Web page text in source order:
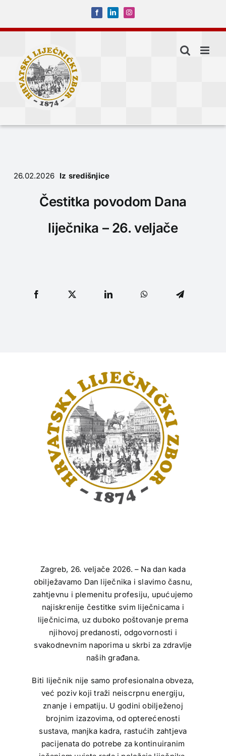
content
FacebookLinkedInInstagram
26.02.2026 Iz središnjice
Čestitka povodom Dana
liječnika – 26. veljače
Zagreb, 26. veljače 2026. – Na dan kada
obilježavamo Dan liječnika i slavimo časnu,
zahtjevnu i plemenitu profesiju, upućujemo
najiskrenije čestitke svim liječnicama i
liječnicima, uz duboko poštovanje prema
njihovoj predanosti, odgovornosti i
svakodnevnim naporima u skrbi za zdravlje
naših građana.
Biti liječnik nije samo profesionalna obveza,
već poziv koji traži neiscrpnu energiju,
znanje i empatiju. U godini obilježenoj
brojnim izazovima, od opterećenosti
sustava, manjka kadra, rastućih zahtjeva
pacijenata do potrebe za kontinuiranim